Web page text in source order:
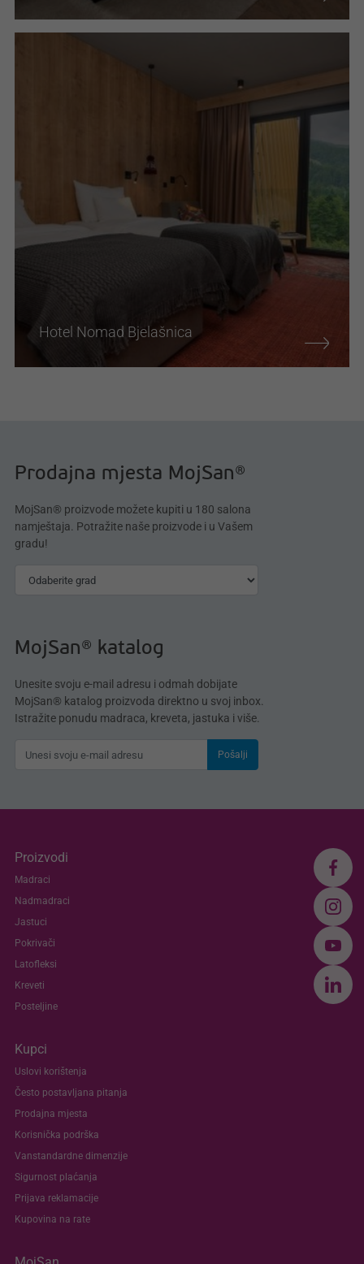
Hotel Nomad Bjelašnica
Prodajna mjesta MojSan®
MojSan® proizvode možete kupiti u 180 salona
namještaja. Potražite naše proizvode i u Vašem
gradu!
MojSan® katalog
Unesite svoju e-mail adresu i odmah dobijate
MojSan® katalog proizvoda direktno u svoj inbox.
Istražite ponudu madraca, kreveta, jastuka i više.
Pošalji
Proizvodi
Madraci
Nadmadraci
Jastuci
Pokrivači
Latofleksi
Kreveti
Posteljine
Kupci
Uslovi korištenja
Često postavljana pitanja
Prodajna mjesta
Korisnička podrška
Vanstandardne dimenzije
Sigurnost plaćanja
Prijava reklamacije
Kupovina na rate